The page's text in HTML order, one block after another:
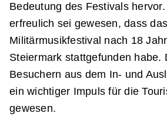
Bedeutung des Festivals
erfreulich sei gewesen, dass das
Militärmusikfestival nach 18
Steiermark stattgefunden habe.
Besuchern aus dem In- und
ein wichtiger Impuls für die
gewesen.